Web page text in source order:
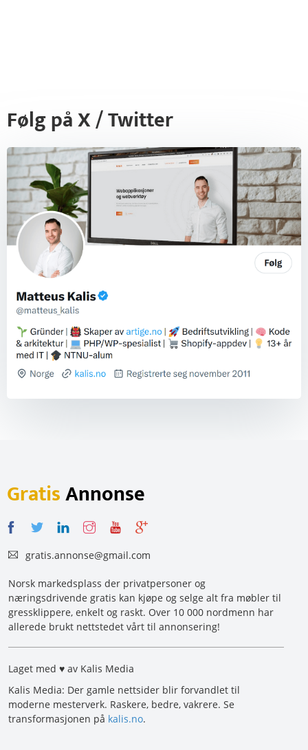
Følg på X / Twitter
GratisAnnonse
gratis.annonse@gmail.com
Norsk markedsplass der privatpersoner og
næringsdrivende gratis kan kjøpe og selge alt fra møbler til
gressklippere, enkelt og raskt. Over 10 000 nordmenn har
allerede brukt nettstedet vårt til annonsering!
Laget med ♥ av Kalis Media
Kalis Media: Der gamle nettsider blir forvandlet til
moderne mesterverk. Raskere, bedre, vakrere. Se
transformasjonen på kalis.no.